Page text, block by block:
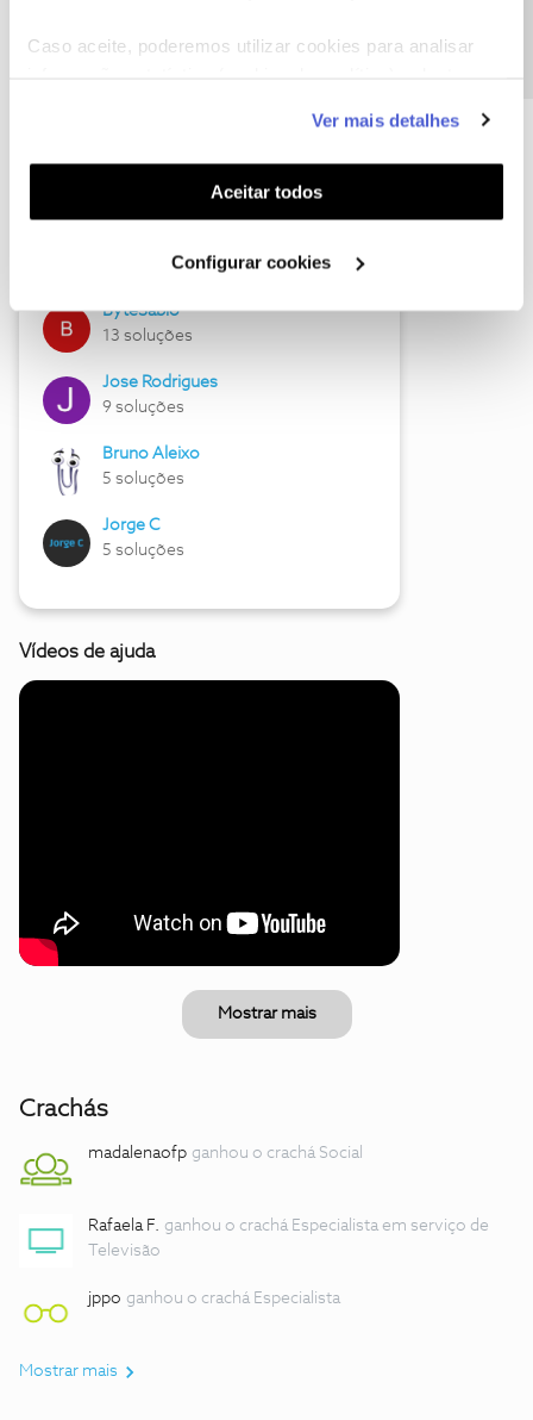
Caso aceite, poderemos utilizar cookies para analisar
funcionalidades (cookies de personalização e
funcionalidade) e adaptar anúncios aos seus interesses
(cookies de publicidade personalizada). Pode gerir a
utilização dos cookies clicando em "Configurar
Ver mais detalhes
Aceitar todos
Configurar cookies
Hall of Fame de julho
17 soluções
ByteSábio
13 soluções
Jose Rodrigues
9 soluções
Bruno Aleixo
5 soluções
Jorge C
5 soluções
Vídeos de ajuda
Mostrar mais
Crachás
madalenaofp ganhou o crachá Social
Rafaela F. ganhou o crachá Especialista em serviço de
Televisão
jppo ganhou o crachá Especialista
Mostrar mais